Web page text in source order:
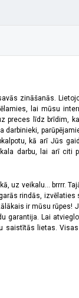
zināšanās.
lai mūsu
preces līdz brīdim,
kā arī Jūs
darbu, lai arī citi
uz veikalu... brrrr.
rindās, izvēlaties
ir mūsu rūpes!
garantija. Lai
saistītās lietas.